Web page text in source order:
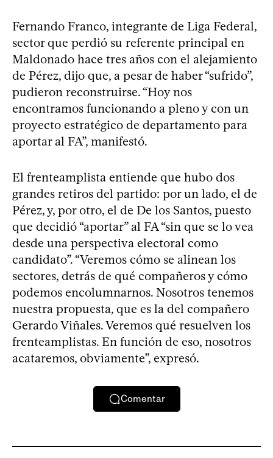
Fernando Franco, integrante de Liga Federal,
sector que perdió su referente principal en
Maldonado hace tres años con el alejamiento
de Pérez, dijo que, a pesar de haber “sufrido”,
pudieron reconstruirse. “Hoy nos
encontramos funcionando a pleno y con un
proyecto estratégico de departamento para
aportar al FA”, manifestó.
El frenteamplista entiende que hubo dos
grandes retiros del partido: por un lado, el de
Pérez, y, por otro, el de De los Santos, puesto
que decidió “aportar” al FA “sin que se lo vea
desde una perspectiva electoral como
candidato”. “Veremos cómo se alinean los
sectores, detrás de qué compañeros y cómo
podemos encolumnarnos. Nosotros tenemos
nuestra propuesta, que es la del compañero
Gerardo Viñales. Veremos qué resuelven los
frenteamplistas. En función de eso, nosotros
acataremos, obviamente”, expresó.
Comentar